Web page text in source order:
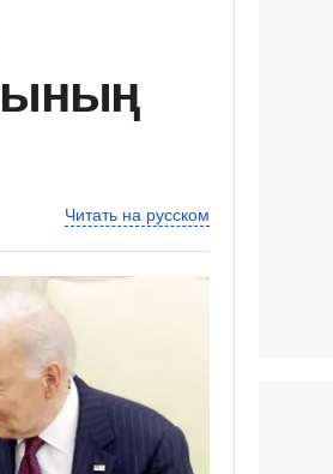
Читать на русском